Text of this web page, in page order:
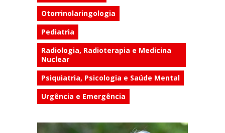
Otorrinolaringologia
Pediatria
Radiologia, Radioterapia e Medicina
Nuclear
Psiquiatria, Psicologia e Saúde Mental
Urgência e Emergência